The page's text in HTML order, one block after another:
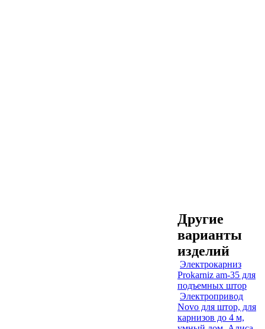
Другие
варианты
изделий
Электрокарниз
Prokarniz am-35 для
подъемных штор
Электропривод
Novo для штор, для
карнизов до 4 м,